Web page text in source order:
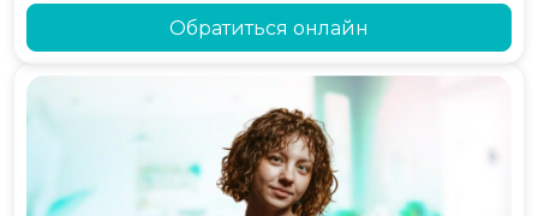
Обратиться онлайн